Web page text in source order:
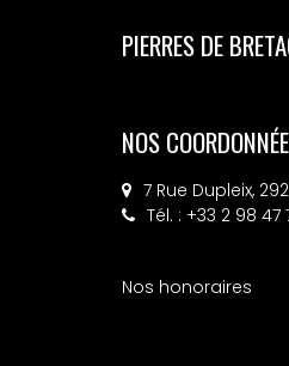
PIERRES DE
NOS
7 Rue Dupleix,
Tél. : +33 2 98 47
Nos honoraires